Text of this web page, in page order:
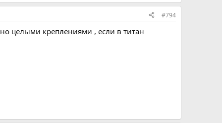
#794
целыми креплениями , если в титан